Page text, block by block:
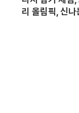
리 올림픽, 신나